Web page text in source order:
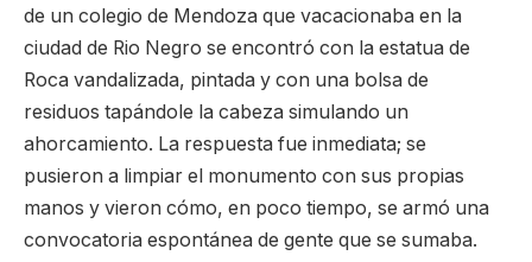
de un colegio de Mendoza que vacacionaba en la
ciudad de Rio Negro se encontró con la estatua de
Roca vandalizada, pintada y con una bolsa de
residuos tapándole la cabeza simulando un
ahorcamiento. La respuesta fue inmediata; se
pusieron a limpiar el monumento con sus propias
manos y vieron cómo, en poco tiempo, se armó una
convocatoria espontánea de gente que se sumaba.